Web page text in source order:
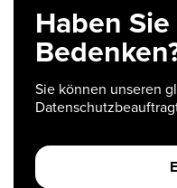
Haben
Sie können unseren